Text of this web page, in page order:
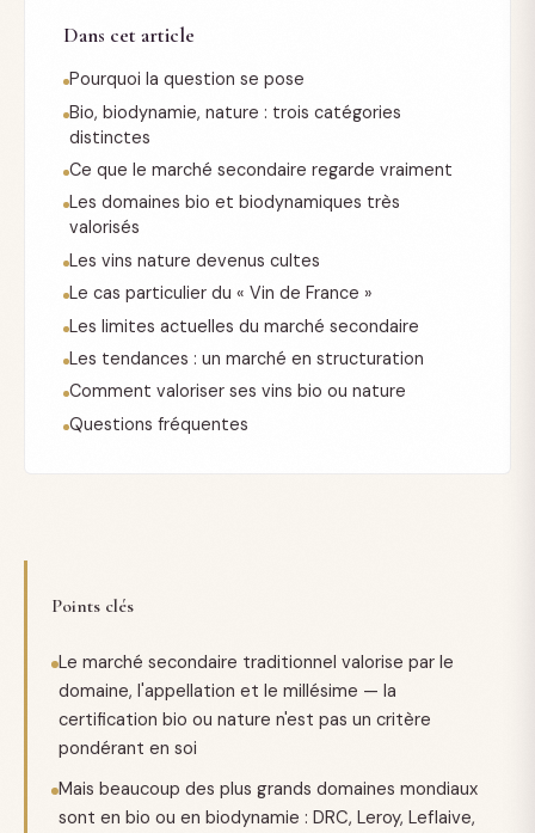
Dans cet article
Pourquoi la question se pose
Bio, biodynamie, nature : trois catégories
distinctes
Ce que le marché secondaire regarde vraiment
Les domaines bio et biodynamiques très
valorisés
Les vins nature devenus cultes
Le cas particulier du « Vin de France »
Les limites actuelles du marché secondaire
Les tendances : un marché en structuration
Comment valoriser ses vins bio ou nature
Questions fréquentes
Points clés
Le marché secondaire traditionnel valorise par le
domaine, l'appellation et le millésime — la
certification bio ou nature n'est pas un critère
pondérant en soi
Mais beaucoup des plus grands domaines mondiaux
sont en bio ou en biodynamie : DRC, Leroy, Leflaive,